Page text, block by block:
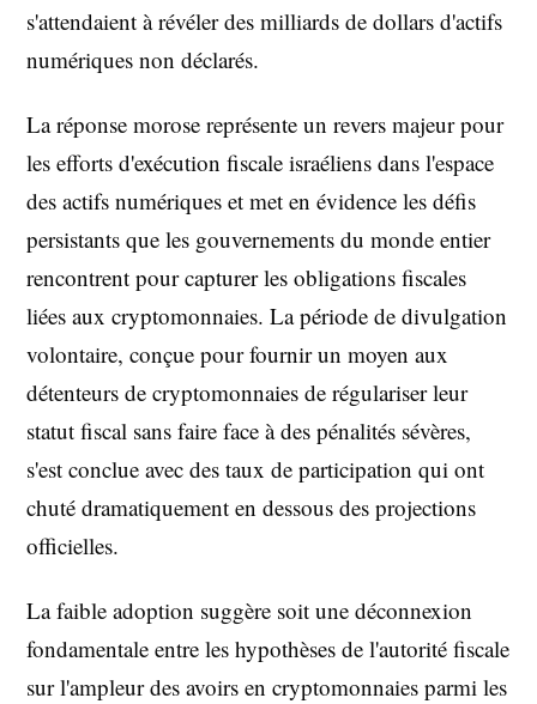
s'attendaient à révéler des milliards de dollars d'actifs
numériques non déclarés.
La réponse morose représente un revers majeur pour
les efforts d'exécution fiscale israéliens dans l'espace
des actifs numériques et met en évidence les défis
persistants que les gouvernements du monde entier
rencontrent pour capturer les obligations fiscales
liées aux cryptomonnaies. La période de divulgation
volontaire, conçue pour fournir un moyen aux
détenteurs de cryptomonnaies de régulariser leur
statut fiscal sans faire face à des pénalités sévères,
s'est conclue avec des taux de participation qui ont
chuté dramatiquement en dessous des projections
officielles.
La faible adoption suggère soit une déconnexion
fondamentale entre les hypothèses de l'autorité fiscale
sur l'ampleur des avoirs en cryptomonnaies parmi les